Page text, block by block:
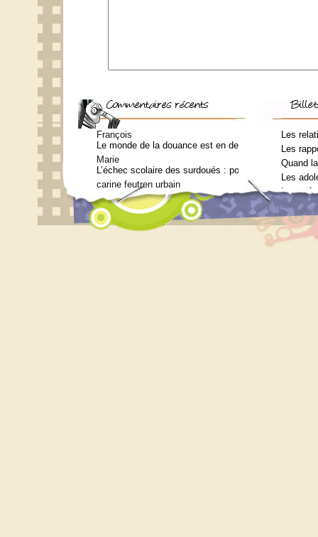
François
Le monde de la douance est en deuil : Jean-Charles
Marie
L’échec scolaire des surdoués : pourquoi ? (Journal
carine feutren urbain
Petit lexique en lien avec le surdouement à l’usage
Marie
Qui consulter pour un bilan psychométrique ?
Siouplet
Qui consulter pour un bilan psychométrique ?
Les
Les
Quand
Les
Les